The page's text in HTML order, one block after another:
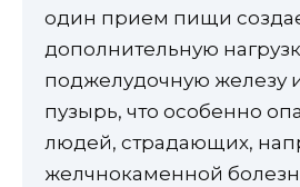
один прием пищи
дополнительную
поджелудочную железу
пузырь, что особенно
людей, страдающих,
желчнокаменной